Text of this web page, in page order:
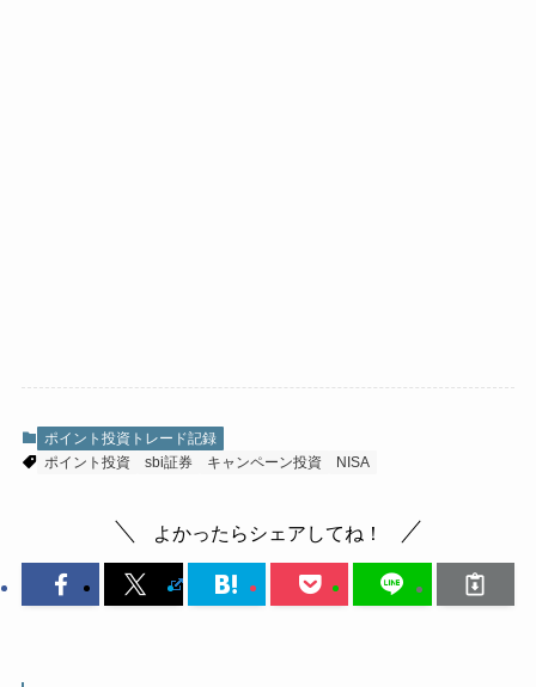
ポイント投資トレード記録
ポイント投資
sbi証券 キャンペーン投資 NISA
よかったらシェアしてね！